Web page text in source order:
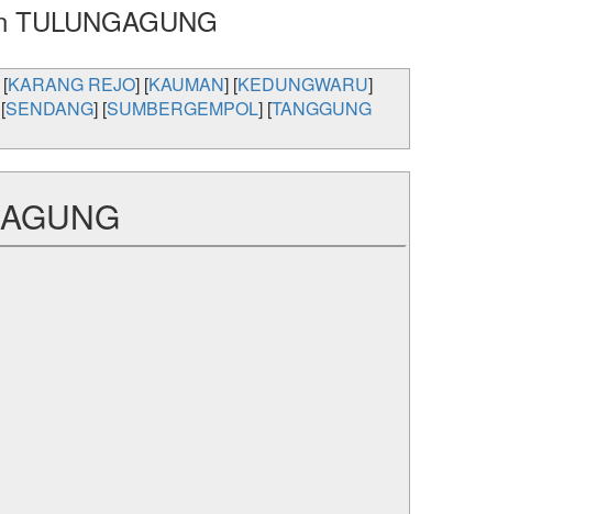
TULUNGAGUNG
KARANG REJO] [KAUMAN] [KEDUNGWARU]
SENDANG] [SUMBERGEMPOL] [TANGGUNG